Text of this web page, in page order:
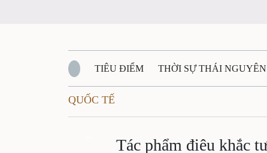
TIÊU ĐIỂM THỜI SỰ THÁI NGUYÊN
QUỐC PHÒNG - AN NINH
QUÊ HƯƠNG - ĐẤT NƯỚC QUỐC TẾ
QUỐC TẾ
Tác phẩm điêu khắc